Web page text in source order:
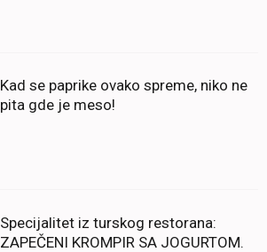
Kad se paprike ovako spreme, niko ne
pita gde je meso!
Specijalitet iz turskog restorana:
ZAPEČENI KROMPIR SA JOGURTOM.